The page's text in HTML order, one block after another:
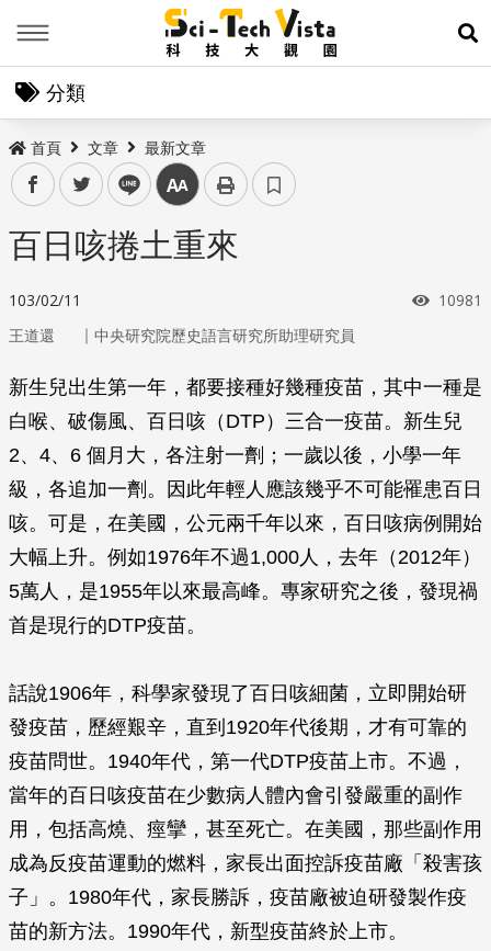
展
分類
首頁 文章 最新文章
facebooktwitter line 中
百日咳捲土重來
103/02/11 瀏覽次
10981
王道還 ｜ 中央研究院歷史語言研究所助理研究員
新生兒出生第一年，都要接種好幾種疫苗，其中一種是
白喉、破傷風、百日咳（DTP）三合一疫苗。新生兒
2、4、6 個月大，各注射一劑；一歲以後，小學一年
級，各追加一劑。因此年輕人應該幾乎不可能罹患百日
咳。可是，在美國，公元兩千年以來，百日咳病例開始
大幅上升。例如1976年不過1,000人，去年（2012年）
5萬人，是1955年以來最高峰。專家研究之後，發現禍
首是現行的DTP疫苗。
話說1906年，科學家發現了百日咳細菌，立即開始研
發疫苗，歷經艱辛，直到1920年代後期，才有可靠的
疫苗問世。1940年代，第一代DTP疫苗上市。不過，
當年的百日咳疫苗在少數病人體內會引發嚴重的副作
用，包括高燒、痙攣，甚至死亡。在美國，那些副作用
成為反疫苗運動的燃料，家長出面控訴疫苗廠「殺害孩
子」。1980年代，家長勝訴，疫苗廠被迫研發製作疫
苗的新方法。1990年代，新型疫苗終於上市。